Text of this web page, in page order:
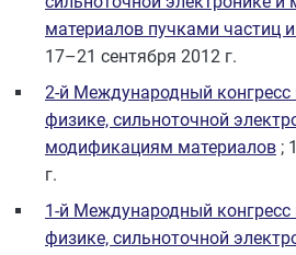
материалов пучками частиц
17–21 сентября 2012 г.
2-й Международный конгресс
физике, сильноточной
модификациям материалов ;
г.
1-й Международный конгресс
физике, сильноточной